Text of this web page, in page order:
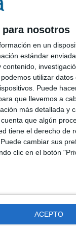
nosotros
en un
estándar
utilizar datos
Puede
que llevemos a
más detallada y
que algún
tiene el derecho de
cambiar sus
clic en el botón
ACEPTO
de
representa un 24,7%
91,9, uno de los
ahora en 94,6,
en abril.
abril. En la tercera
caso) un